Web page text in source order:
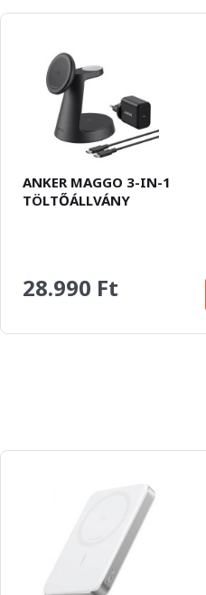
ANKER MAGGO 3-IN-1
TÖLTŐÁLLVÁNY
28.990 Ft